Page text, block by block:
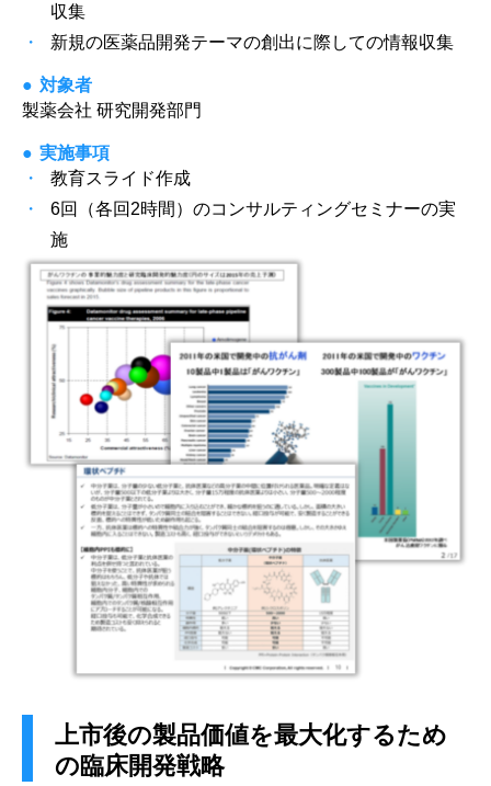
収集
新規の医薬品開発テーマの創出に際しての情報収集
対象者
製薬会社 研究開発部門
実施事項
教育スライド作成
6回（各回2時間）のコンサルティングセミナーの実
施
上市後の製品価値を最大化するため
の臨床開発戦略